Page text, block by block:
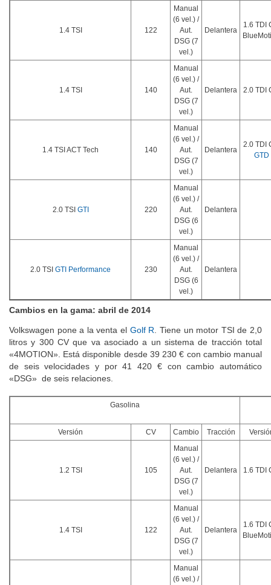
1.4 TSI 122
Manual
(6 vel.) /
Aut.
DSG (7
vel.)
Delantera
1.6 TDI
1.4 TSI 140
Manual
(6 vel.) /
Aut.
DSG (7
vel.)
Delantera 2.0 TDI
1.4 TSI ACT Tech 140
Manual
(6 vel.) /
Aut.
DSG (7
vel.)
Delantera
2.0 TDI
GTD
2.0 TSI GTI 220
Manual
(6 vel.) /
Aut.
DSG (6
vel.)
Delantera
2.0 TSI GTI Performance 230
Manual
(6 vel.) /
Aut.
DSG (6
vel.)
Delantera
Cambios en la gama: abril de 2014
Volkswagen pone a la venta el Golf R . Tiene un motor TSI de 2,0
litros y 300 CV que va asociado a un sistema de tracción total
«4MOTION». Está disponible desde 39 230 € con cambio manual
de seis velocidades y por 41 420 € con cambio automático
«DSG» de seis relaciones.
Gasolina
Versión CV Cambio Tracción
1.2 TSI 105
Manual
(6 vel.) /
Aut.
DSG (7
vel.)
Delantera 1.6 TDI
1.4 TSI 122
Manual
(6 vel.) /
Aut.
DSG (7
vel.)
Delantera
1.6 TDI
Manual
(6 vel.) /